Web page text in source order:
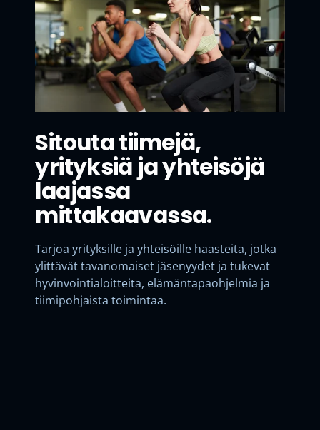
Sitouta tiimejä,
yrityksiä ja yhteisöjä
laajassa
mittakaavassa.
Tarjoa yrityksille ja yhteisöille haasteita, jotka
ylittävät tavanomaiset jäsenyydet ja tukevat
hyvinvointialoitteita, elämäntapaohjelmia ja
tiimipohjaista toimintaa.